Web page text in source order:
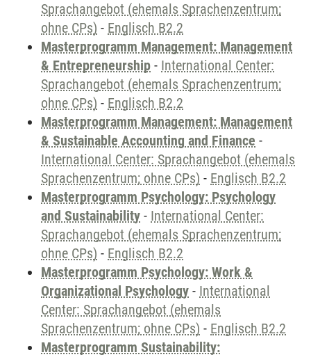
Sprachangebot (ehemals Sprachenzentrum;
ohne CPs) - Englisch B2.2
Masterprogramm Management: Management
& Entrepreneurship - International Center:
Sprachangebot (ehemals Sprachenzentrum;
ohne CPs) - Englisch B2.2
Masterprogramm Management: Management
& Sustainable Accounting and Finance -
International Center: Sprachangebot (ehemals
Sprachenzentrum; ohne CPs) - Englisch B2.2
Masterprogramm Psychology: Psychology
and Sustainability - International Center:
Sprachangebot (ehemals Sprachenzentrum;
ohne CPs) - Englisch B2.2
Masterprogramm Psychology: Work &
Organizational Psychology - International
Center: Sprachangebot (ehemals
Sprachenzentrum; ohne CPs) - Englisch B2.2
Masterprogramm Sustainability: